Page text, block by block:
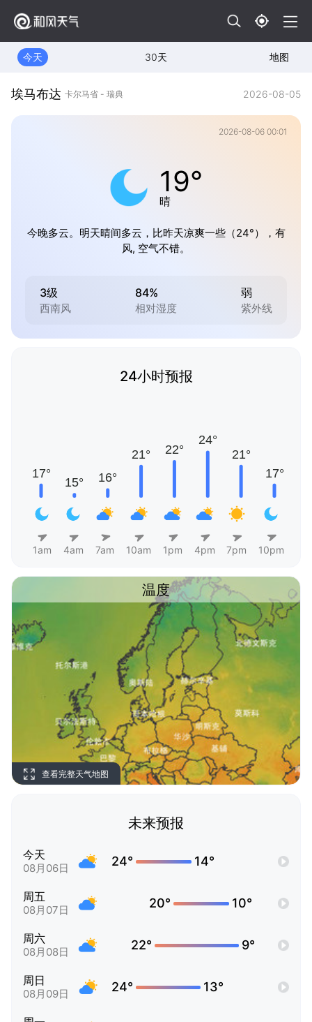
今天 30天 地图
埃马布达 卡尔马省 - 瑞典 2026-08-05
2026-08-06 00:01
19°
晴
今晚多云。明天晴间多云，比昨天凉爽一些（24°），有
风, 空气不错。
3级
西南风
84%
相对湿度
弱
紫外线
24小时预报
1am 4am 7am 10am 1pm 4pm 7pm 10pm
温度
查看完整天气地图
未来预报
今天
08月06日 24° 14°
周五
08月07日 20° 10°
周六
08月08日 22° 9°
周日
08月09日 24° 13°